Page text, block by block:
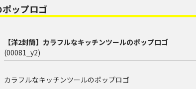
ポップロゴ
【洋2封筒】カラフルなキッチンツールのポップロゴ
(00081_y2)
カラフルなキッチンツールのポップロゴ